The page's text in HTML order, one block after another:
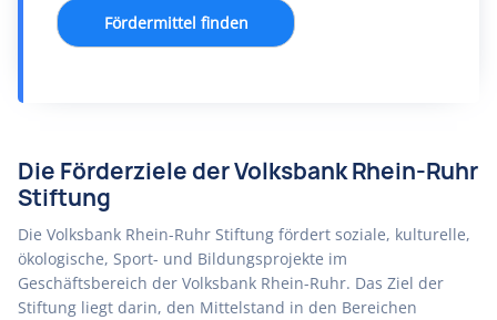
Fördermittel finden
Die Förderziele der Volksbank Rhein-Ruhr
Stiftung
Die Volksbank Rhein-Ruhr Stiftung fördert soziale, kulturelle,
ökologische, Sport- und Bildungsprojekte im
Geschäftsbereich der Volksbank Rhein-Ruhr. Das Ziel der
Stiftung liegt darin, den Mittelstand in den Bereichen